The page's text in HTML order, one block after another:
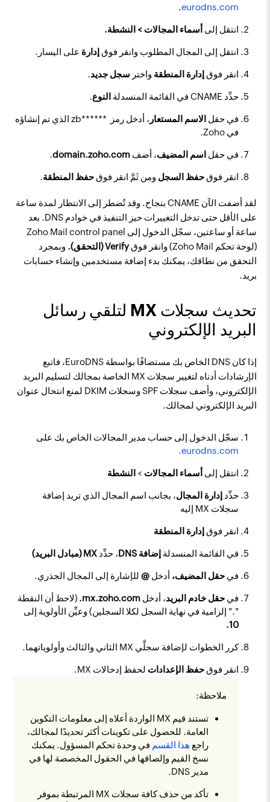
eurodns.com
.
انتقل إلى أسماء المجالات > النشطة.
انتقل إلى المجال المطلوب وانقر فوق إدارة على اليسار.
انقر فوق إدارة المنطقة واختر سجل جديد.
حدِّد CNAME في القائمة المنسدلة النوع.
في حقل الاسم المستعار
، أدخل رمز zb****** ‎ الذي تم إنشاؤه
في Zoho.
في حقل اسم المضيف، أضفdomain.zoho.com
.
انقر فوقحفظ السجل ومن ثَمَّ انقر فوقحفظ المنطقة.
لقد أضفت الآن CNAME بنجاح. وقد تُضطر إلى الانتظار لمدة ساعة
على الأقل حتى تدخل التغييرات حيز التنفيذ في خوادم DNS. بعد
ساعة أو ساعتين، سجّل الدخول إلى Zoho Mail control panel
(لوحة تحكم Zoho Mail) وانقر فوق
Verify (التحقق).
وبمجرد
التحقق من نطاقك، يمكنك بدء إضافة مستخدمين وإنشاء حسابات
بريد.
تحديث سجلات MX لتلقي رسائل
البريد الإلكتروني
إذا كان DNS الخاص بك مستضافًا بواسطة EuroDNS، فاتبع
الإرشادات أدناه لتغيير سجلات MX الخاصة بمجالك لتسليم البريد
الإلكتروني، وأضف سجلات SPF وسجلات DKIM لمنع انتحال عنوان
البريد الإلكتروني لمجالك.
سجّل الدخول إلى حساب مدير المجالات الخاص بك على
eurodns.com.
انتقل إلى أسماء المجالات > النشطة
حدِّد إدارة المجال، بجانب اسم المجال الذي تريد إضافة
سجلات MX إليه
انقر فوق إدارة المنطقة
في القائمة المنسدلة إضافة DNS ، حدِّدMX (مبادل البريد)
فيحقل المضيف، أدخل@ للإشارة إلى المجال الجذري.
فيحقل خادم البريد، أدخلmx.zoho.com. (لاحظ أن النقطة
"." إلزامية في نهاية السجل لكلا السجلين) وعيِّن الأولوية إلى
10.
كرر الخطوات لإضافة سجلَّي MX الثاني والثالث وأولوياتهما.
انقر فوقحفظ الإعدادات لحفظ إدخالات MX.
ملاحظة:
تستند قيم MX الواردة أعلاه إلى معلومات التكوين
العامة. للحصول على تكوينات أكثر تحديدًا لمجالك،
راجع هذا القسم في وحدة تحكم المسؤول. يمكنك
نسخ القيم وإلصاقها في الحقول المخصصة لها في
مدير DNS.
تأكد من حذف كافة سجلات MX المرتبطة بموفر